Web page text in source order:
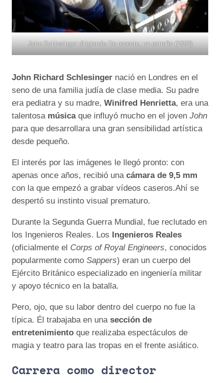
John Schlesinger dirigiendo De repente, un extraño (1990)
John Richard Schlesinger nació en Londres en el
seno de una familia judía de clase media. Su padre
era pediatra y su madre, Winifred Henrietta, era una
talentosa músicaque influyó mucho en el joven John
para que desarrollara una gran sensibilidad artística
desde pequeño.
El interés por las imágenes le llegó pronto: con
apenas once años, recibió una cámara de 9,5 mm
con la que empezó a grabar vídeos caseros.Ahí se
despertó su instinto visual prematuro.
Durante la Segunda Guerra Mundial, fue reclutado en
los Ingenieros Reales. Los Ingenieros Reales
(oficialmente el Corps of Royal Engineers, conocidos
popularmente como Sappers) eran un cuerpo del
Ejército Británico especializado en ingeniería militar
y apoyo técnico en la batalla.
Pero, ojo, que su labor dentro del cuerpo no fue la
típica. Él trabajaba en una sección de
entretenimiento que realizaba espectáculos de
magia y teatro para las tropas en el frente asiático.
Carrera como director